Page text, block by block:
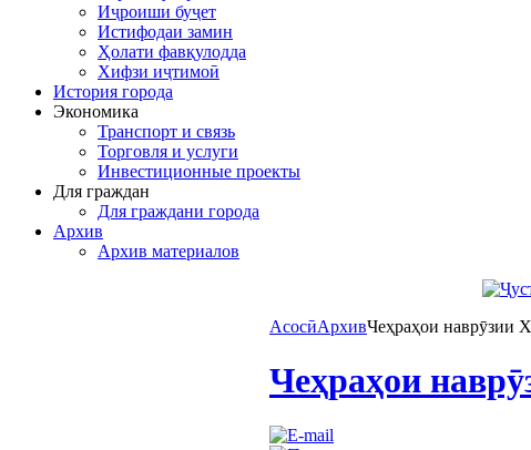
Иҷроиши буҷет
Истифодаи замин
Ҳолати фавқулодда
Хифзи иҷтимоӣ
История города
Экономика
Транспорт и связь
Торговля и услуги
Инвестиционные проекты
Для граждан
Для граждани города
Архив
Архив материалов
АсосӣАрхивЧеҳраҳои наврӯзии
Чеҳраҳои